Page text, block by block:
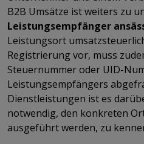
B2B Umsätze ist weiters zu
Leistungsempfänger
Leistungsort
Registrierung vor, muss
Steuernummer oder UID-
Leistungsempfängers
Dienstleistungen ist es
notwendig, den konkreten
ausgeführt werden, zu